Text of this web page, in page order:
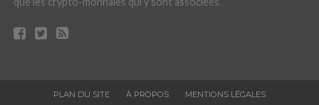
PLAN DU SITE À PROPOS
MENTIONS LÉGALES